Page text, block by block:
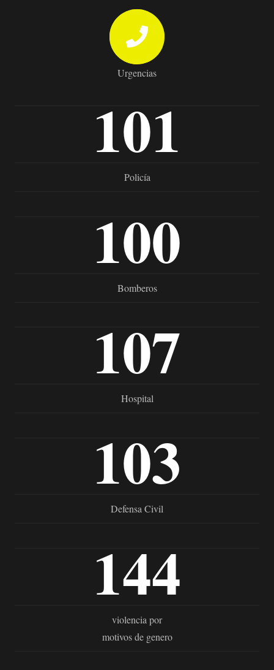
Urgencias
101
Policía
100
Bomberos
107
Hospital
103
Defensa Civil
144
violencia por
motivos de genero